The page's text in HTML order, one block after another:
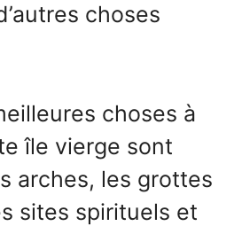
choses
choses à
île vierge sont
arches, les grottes
sites spirituels et